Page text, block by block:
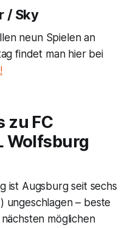
/ Sky
neun Spielen an
findet man hier bei
zu FC
Wolfsburg
ist Augsburg seit sechs
ungeschlagen – beste
möglichen